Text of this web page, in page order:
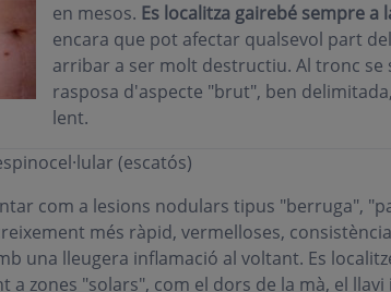
en mesos. Es localitza gairebé sempre a
encara que pot afectar qualsevol part
arribar a ser molt destructiu. Al tronc se
rasposa d'aspecte "brut", ben
lent.
(escatós)
com a lesions nodulars tipus "berruga",
més ràpid, vermelloses,
una lleugera inflamació al voltant. Es
a zones "solars", com el dors de la mà, el